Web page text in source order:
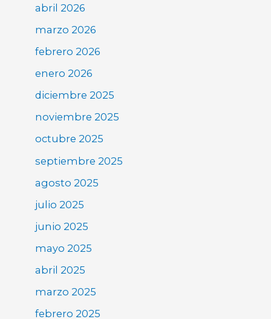
abril 2026
marzo 2026
febrero 2026
enero 2026
diciembre 2025
noviembre 2025
octubre 2025
septiembre 2025
agosto 2025
julio 2025
junio 2025
mayo 2025
abril 2025
marzo 2025
febrero 2025